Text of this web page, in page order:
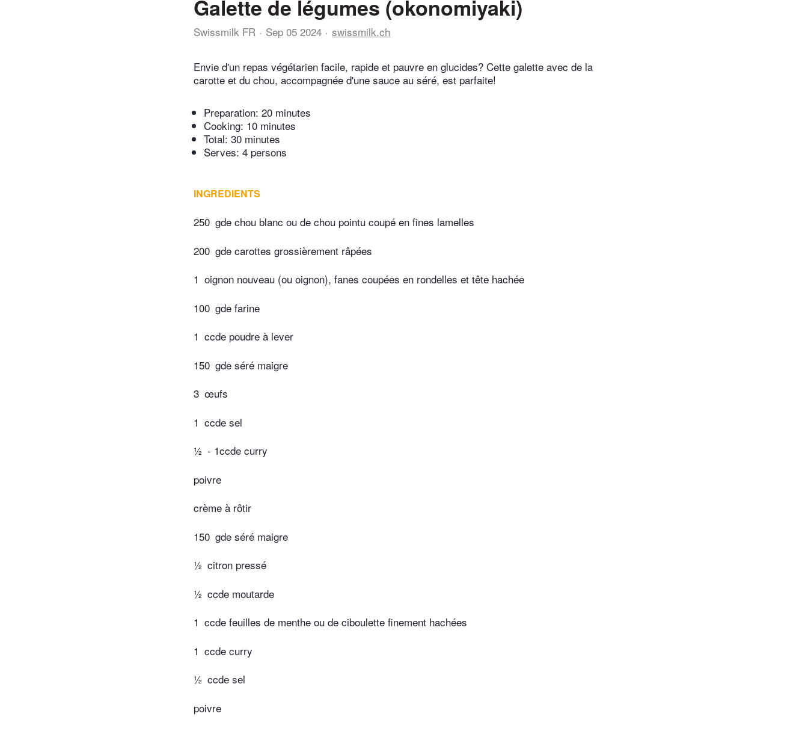
Galette de légumes (okonomiyaki)
Swissmilk FR Sep 05 2024 swissmilk.ch
Envie d'un repas végétarien facile, rapide et pauvre en glucides? Cette galette avec de la
carotte et du chou, accompagnée d'une sauce au séré, est parfaite!
Preparation: 20 minutes
Cooking: 10 minutes
Total: 30 minutes
Serves: 4 persons
INGREDIENTS
250 gde chou blanc ou de chou pointu coupé en fines lamelles
200 gde carottes grossièrement râpées
1 oignon nouveau (ou oignon), fanes coupées en rondelles et tête hachée
100 gde farine
1 ccde poudre à lever
150 gde séré maigre
3 œufs
1 ccde sel
½ - 1ccde curry
poivre
crème à rôtir
150 gde séré maigre
½ citron pressé
½ ccde moutarde
1 ccde feuilles de menthe ou de ciboulette finement hachées
1 ccde curry
½ ccde sel
poivre